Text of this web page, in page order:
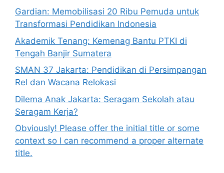
Gardian: Memobilisasi 20 Ribu Pemuda untuk
Transformasi Pendidikan Indonesia
Akademik Tenang: Kemenag Bantu PTKI di
Tengah Banjir Sumatera
SMAN 37 Jakarta: Pendidikan di Persimpangan
Rel dan Wacana Relokasi
Dilema Anak Jakarta: Seragam Sekolah atau
Seragam Kerja?
Obviously! Please offer the initial title or some
context so I can recommend a proper alternate
title.